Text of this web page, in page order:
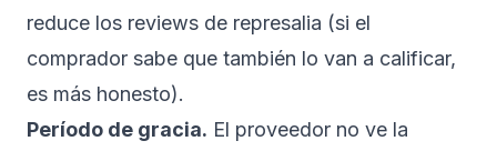
reduce los reviews de represalia (si el
comprador sabe que también lo van a calificar,
es más honesto).
Período de gracia. El proveedor no ve la